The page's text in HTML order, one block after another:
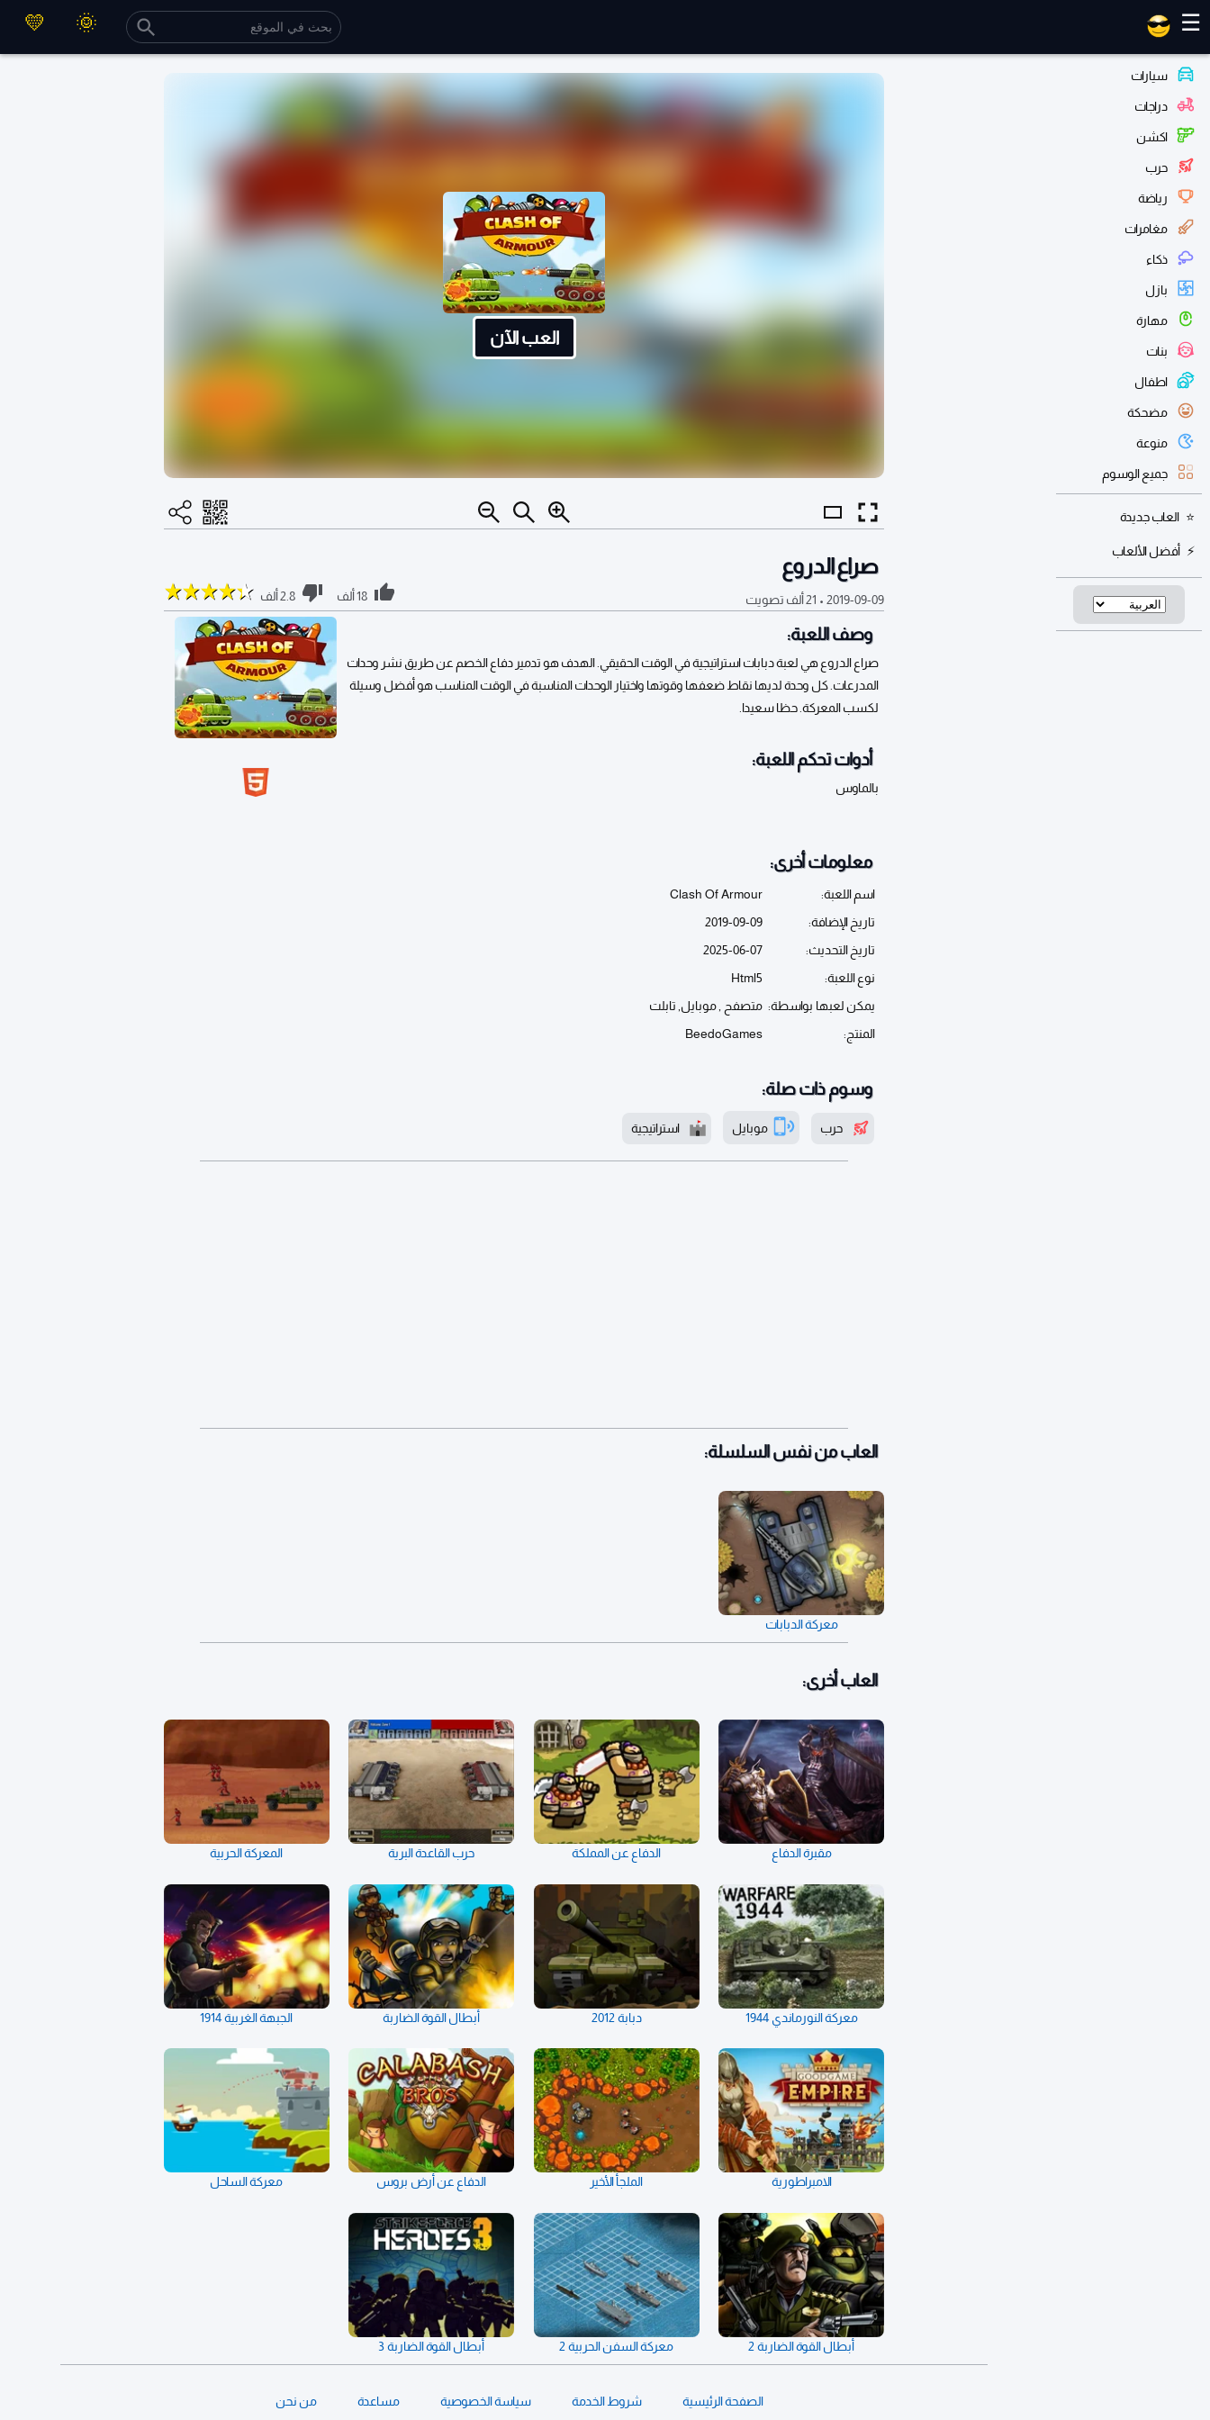
☰
سيارات
دراجات
اكشن
حرب
رياضة
مغامرات
ذكاء
بازل
مهارة
بنات
اطفال
مضحكة
منوعة
جميع الوسوم
العاب جديدة
أفضل الألعاب
العب الآن
صراع الدروع
2019-09-09
• 21 ألف تصويت 18 ألف 2.8 ألف
وصف اللعبة:
صراع الدروع هي لعبة دبابات استراتيجية في الوقت الحقيقي. الهدف هو تدمير دفاع الخصم عن طريق نشر وحدات
المدرعات. كل وحدة لديها نقاط ضعفها وقوتها واختيار الوحدات المناسبة في الوقت المناسب هو أفضل وسيلة
لكسب المعركة. حظا سعيدا.
أدوات تحكم اللعبة:
بالماوس
معلومات أخرى:
اسم اللعبة:
Clash Of Armour
تاريخ الإضافة:
2019-09-09
تاريخ التحديث:
2025-06-07
نوع اللعبة:
Html5
يمكن لعبها بواسطة: متصفح , موبايل, تابلت
المنتج:
BeedoGames
وسوم ذات صلة:
حرب موبايل استراتيجية
العاب من نفس السلسلة:
معركة الدبابات
العاب أخرى:
مقبرة الدفاع الدفاع عن المملكة حرب القاعدة البرية المعركة الحربية
معركة النورماندي 1944 دبابة 2012 أبطال القوة الضاربة الجبهة الغربية 1914
الامبراطورية الملجأ الأخير الدفاع عن أرض بروس معركة الساحل
أبطال القوة الضاربة 2 معركة السفن الحربية 2 أبطال القوة الضاربة 3
الصفحة الرئيسية شروط الخدمة سياسة الخصوصية مساعدة من نحن